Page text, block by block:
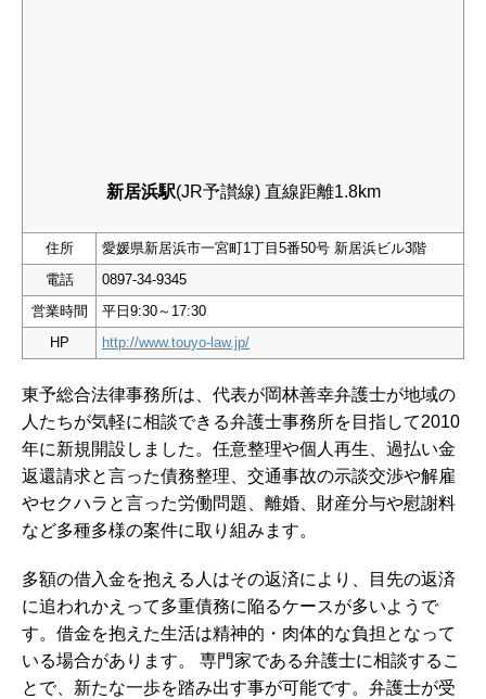
新居浜駅(JR予讃線) 直線距離1.8km
住所
愛媛県新居浜市一宮町1丁目5番50号 新居浜ビル3階
電話
0897-34-9345
営業時間
平日9:30～17:30
HP
http://www.touyo-law.jp/
東予総合法律事務所は、代表が岡林善幸弁護士が地域の
人たちが気軽に相談できる弁護士事務所を目指して2010
年に新規開設しました。任意整理や個人再生、過払い金
返還請求と言った債務整理、交通事故の示談交渉や解雇
やセクハラと言った労働問題、離婚、財産分与や慰謝料
など多種多様の案件に取り組みます。
多額の借入金を抱える人はその返済により、目先の返済
に追われかえって多重債務に陥るケースが多いようで
す。借金を抱えた生活は精神的・肉体的な負担となって
いる場合があります。 専門家である弁護士に相談するこ
とで、新たな一歩を踏み出す事が可能です。弁護士が受